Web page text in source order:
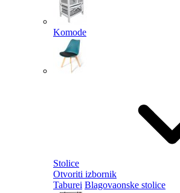
Komode
Stolice
Otvoriti izbornik
Taburei Blagovaonske stolice